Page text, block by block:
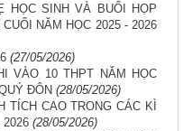
HỌC SINH VÀ BUỔI HỌP
NĂM HỌC 2025 - 2026
(27/05/2026)
VÀO 10 THPT NĂM HỌC
ĐÔN (28/05/2026)
TÍCH CAO TRONG CÁC KÌ
2026 (28/05/2026)